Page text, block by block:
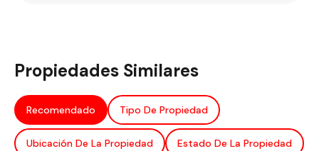
Propiedades Similares
Recomendado Tipo De Propiedad
Ubicación De La Propiedad Estado De La Propiedad